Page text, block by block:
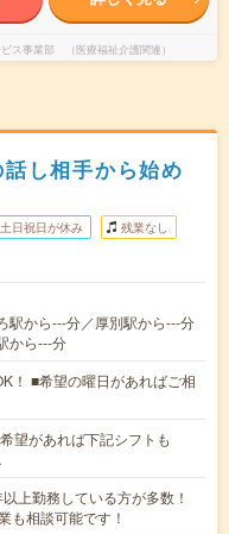
ス事業部 （医療福祉介護関連）
し相手から始め
土日祝日が休み 残業なし
駅から---分／厚別駅から---分
から---分
！ ■希望の曜日があればご相
望があれば下記シフトも
上勤務している方が多数！
も相談可能です！